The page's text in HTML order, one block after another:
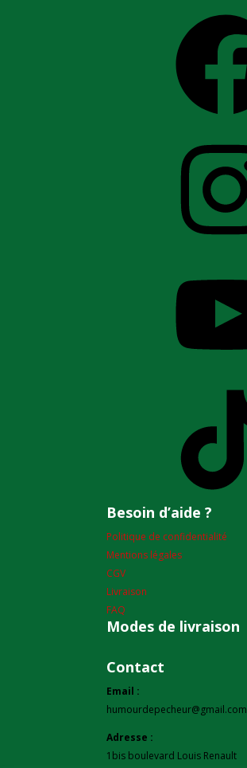
Besoin d’aide ?
Politique de confidentialité
Mentions légales
CGV
Livraison
FAQ
Modes de livraison
Contact
Email :
humourdepecheur@gmail.com
Adresse :
1bis boulevard Louis Renault